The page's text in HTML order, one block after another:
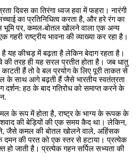
दिवस का तिरंगा ध्वज हवा में फहरा। नारंगी
का प्रतिनिधित्व करता है, और हरे रंग का
पर, कमल-बोतल खोलने वाला एक अन्य
राष्ट्रीय भावना की व्याख्या कर रहा है।
यह कीचड़ में बढ़ता है लेकिन बेदाग रहता है।
की तरह ही यह सरल प्रतीत होता है। जब धातु
हैं तो वे बल प्रयोग के लिए पूरी ताकत से
के साथ आगे बढ़ती हैं जैसे भारतीय स्वतंत्रता
हठ के बाद गतिरोध को समाप्त करने के
के रूप में होता है, राष्ट्र के भाग्य के रूपक के
की बेड़ियों की एक समय कैद था। लेकिन,
ने, जैसे कमल की बोतल खोलने वाले, अहिंसक
दमन की परत को एक स्तर से हटाया। प्रत्येक
जाती है। प्रत्येक गहन सर्पिल सभ्यता की